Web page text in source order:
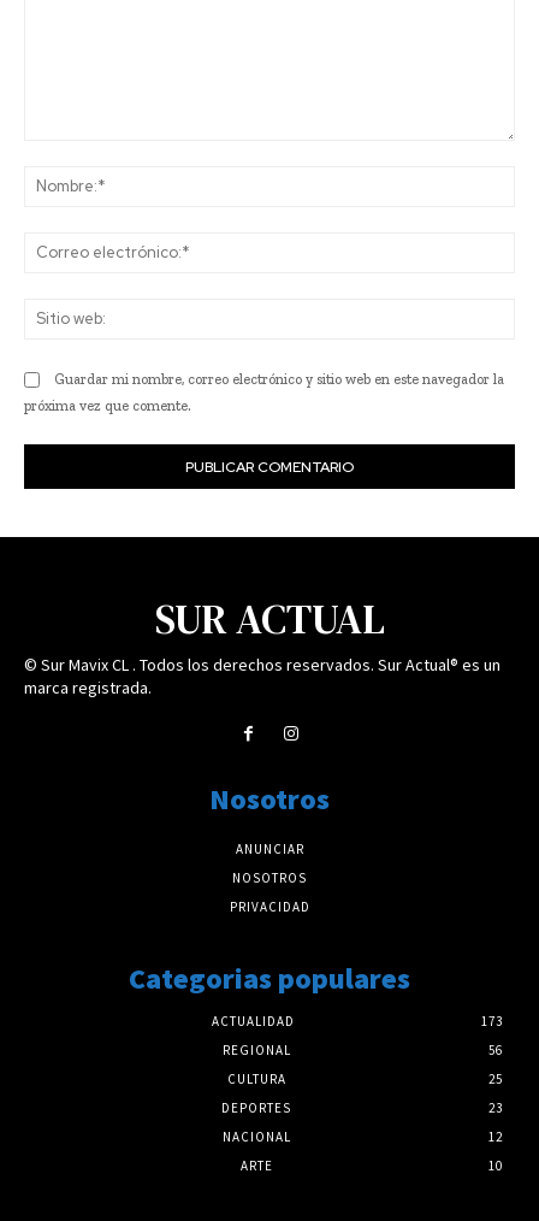
Guardar mi nombre, correo electrónico y sitio web en este navegador la
próxima vez que comente.
SUR ACTUAL
© Sur Mavix CL . Todos los derechos reservados. Sur Actual® es un
marca registrada.
Nosotros
ANUNCIAR
NOSOTROS
PRIVACIDAD
Categorias populares
ACTUALIDAD
173
REGIONAL
56
CULTURA
25
DEPORTES
23
NACIONAL
12
ARTE
10